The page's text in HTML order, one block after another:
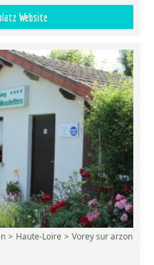
Website
Haute-Loire
Vorey sur arzon